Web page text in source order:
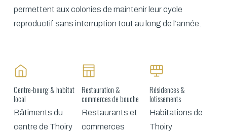
permettent aux colonies de maintenir leur cycle
reproductif sans interruption tout au long de l’année.
Centre-bourg & habitat
local
Bâtiments du
centre de Thoiry
Restauration &
commerces de bouche
Restaurants et
commerces
Résidences &
lotissements
Habitations de
Thoiry